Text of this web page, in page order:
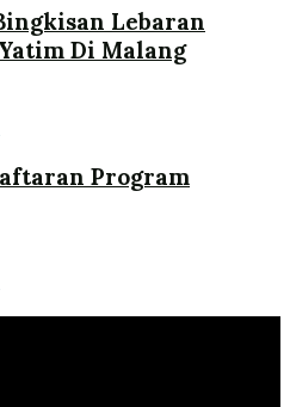
Lebaran
Di Malang
Program